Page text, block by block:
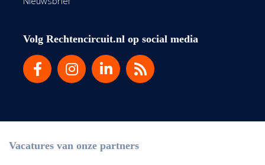
Volg Rechtencircuit.nl op social media
Vacatures van onze partners